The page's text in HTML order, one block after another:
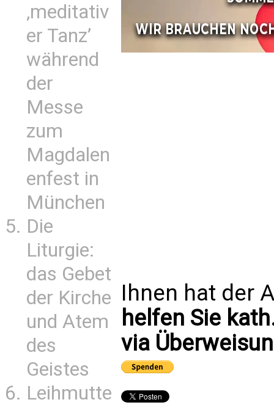
‚meditativ
er Tanz’
während
der
Messe
zum
Magdalen
enfest in
München
Die
Liturgie:
das Gebet
der Kirche
und Atem
des
Geistes
Leihmutte
Ihnen hat der
helfen Sie
via